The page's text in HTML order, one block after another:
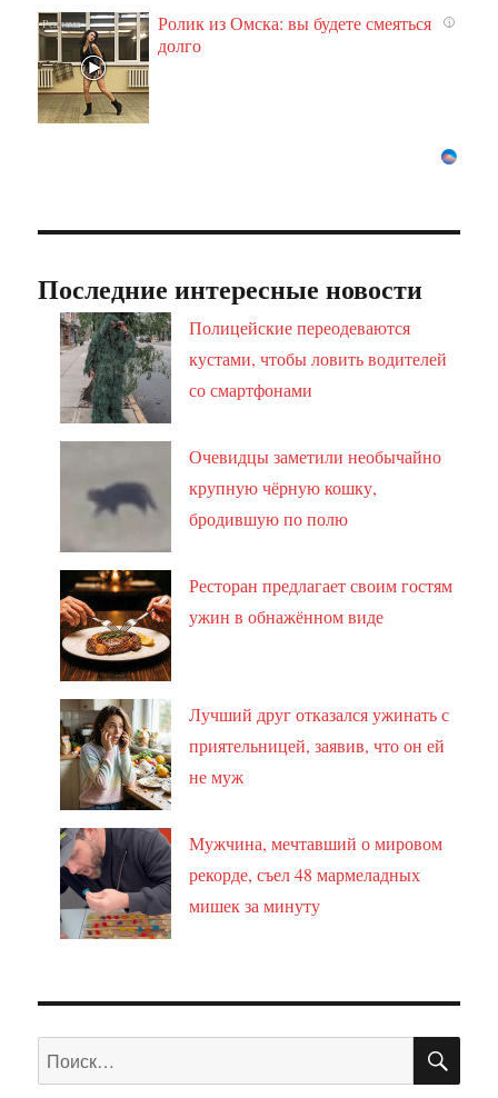
i
Ролик из Омска: вы будете смеяться
долго
Последние интересные новости
Полицейские переодеваются
кустами, чтобы ловить водителей
со смартфонами
Очевидцы заметили необычайно
крупную чёрную кошку,
бродившую по полю
Ресторан предлагает своим гостям
ужин в обнажённом виде
Лучший друг отказался ужинать с
приятельницей, заявив, что он ей
не муж
Мужчина, мечтавший о мировом
рекорде, съел 48 мармеладных
мишек за минуту
Искать: